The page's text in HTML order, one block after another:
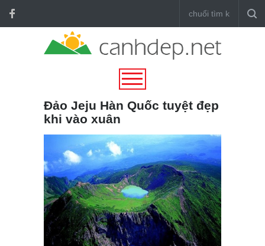
Đảo Jeju Hàn Quốc tuyệt đẹp
khi vào xuân